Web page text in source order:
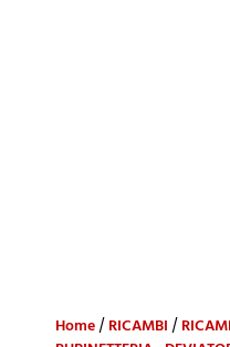
Home / RICAMBI /